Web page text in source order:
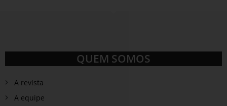
QUEM SOMOS
A revista
A equipe